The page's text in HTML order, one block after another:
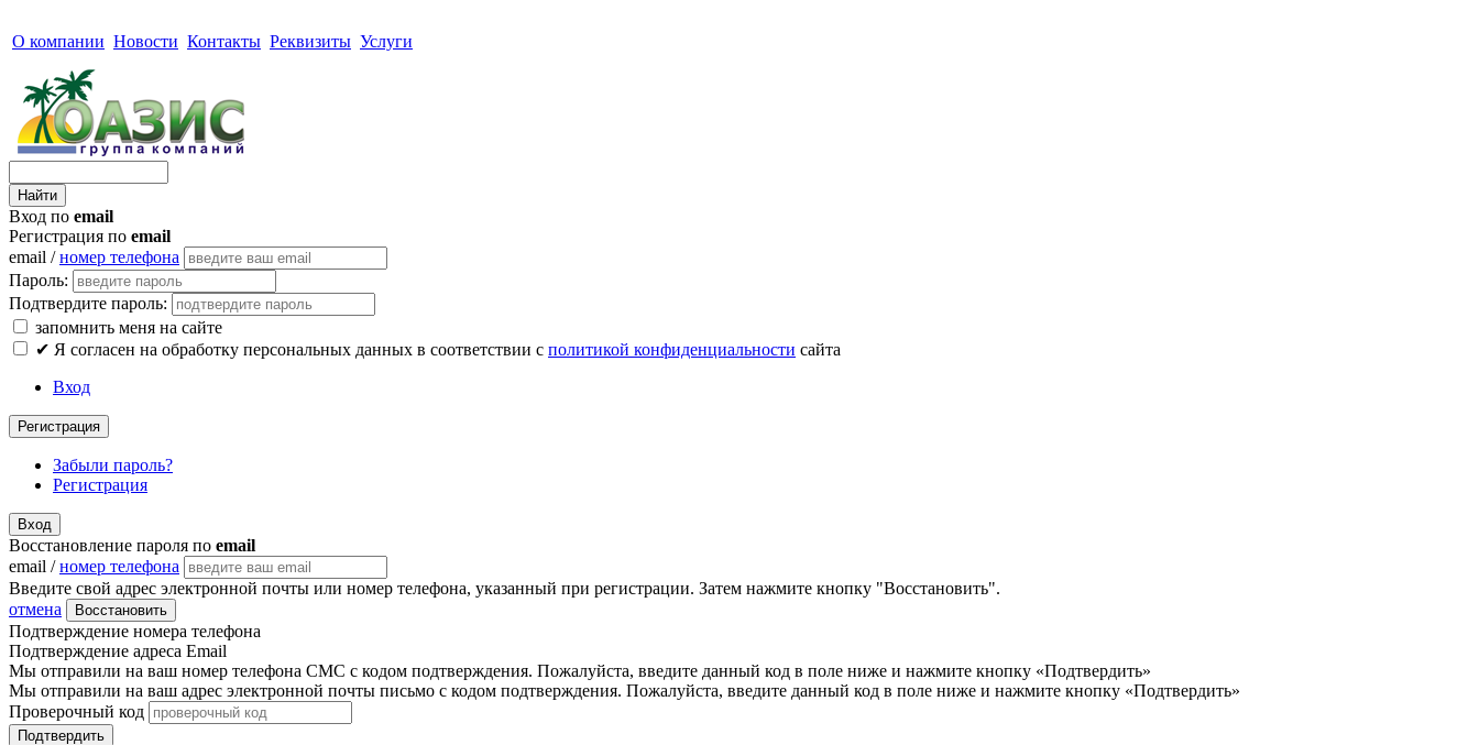
О компании Новости Контакты Реквизиты Услуги
Вход по email
Регистрация по email
email /номер телефона
Пароль:
Подтвердите пароль:
запомнить меня на сайте
✔ Я согласен на обработку персональных данных в соответствии с политикой конфиденциальности сайта
Вход
Регистрация
Забыли пароль?
Регистрация
Вход
Восстановление пароля по email
email /номер телефона
Введите свой адрес электронной почты или номер телефона, указанный при регистрации. Затем нажмите кнопку "Восстановить".
отмена
Восстановить
Подтверждение номера телефона
Подтверждение адреса Email
Мы отправили на ваш номер телефона СМС с кодом подтверждения. Пожалуйста, введите данный код в поле ниже и нажмите кнопку «Подтвердить»
Мы отправили на ваш адрес электронной почты письмо с кодом подтверждения. Пожалуйста, введите данный код в поле ниже и нажмите кнопку «Подтвердить»
Проверочный код
Подтвердить